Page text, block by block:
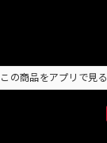
この商品をアプリで見る